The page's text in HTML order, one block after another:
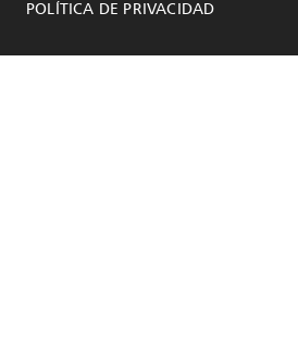
POLÍTICA DE PRIVACIDAD